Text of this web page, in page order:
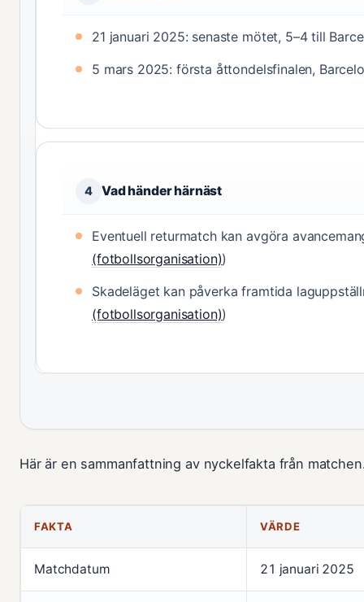
21 januari 2025: senaste mötet, 5–4 till
5 mars 2025: första åttondelsfinalen,
4 Vad händer härnäst
Eventuell returmatch kan avgöra
(fotbollsorganisation))
Skadeläget kan påverka framtida
(fotbollsorganisation))
Här är en sammanfattning av nyckelfakta från
FAKTA VÄRDE
Matchdatum 21 januari 2025